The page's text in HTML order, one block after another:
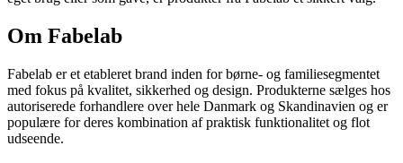
Om Fabelab
Fabelab er et etableret brand inden for børne- og familiesegmentet
med fokus på kvalitet, sikkerhed og design. Produkterne sælges hos
autoriserede forhandlere over hele Danmark og Skandinavien og er
populære for deres kombination af praktisk funktionalitet og flot
udseende.